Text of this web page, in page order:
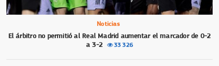
Noticias
El árbitro no permitió al Real Madrid aumentar el marcador de 0-2
a 3-2
33 326